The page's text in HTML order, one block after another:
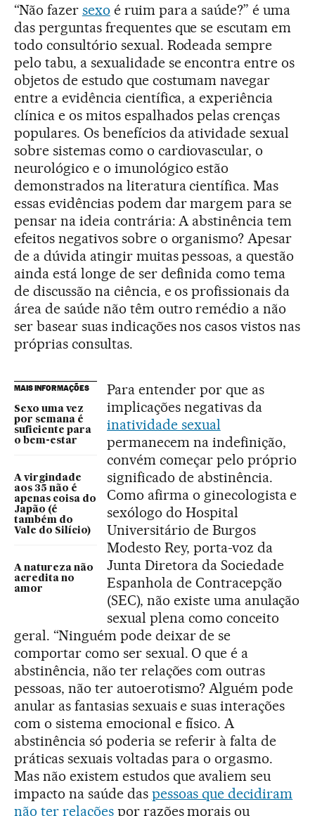
“Não fazer sexo é ruim para a saúde?” é uma
das perguntas frequentes que se escutam em
todo consultório sexual. Rodeada sempre
pelo tabu, a sexualidade se encontra entre os
objetos de estudo que costumam navegar
entre a evidência científica, a experiência
clínica e os mitos espalhados pelas crenças
populares. Os benefícios da atividade sexual
sobre sistemas como o cardiovascular, o
neurológico e o imunológico estão
demonstrados na literatura científica. Mas
essas evidências podem dar margem para se
pensar na ideia contrária: A abstinência tem
efeitos negativos sobre o organismo? Apesar
de a dúvida atingir muitas pessoas, a questão
ainda está longe de ser definida como tema
de discussão na ciência, e os profissionais da
área de saúde não têm outro remédio a não
ser basear suas indicações nos casos vistos nas
próprias consultas.
MAIS INFORMAÇÕES
Sexo uma vez
por semana é
suficiente para
o bem-estar
A virgindade
aos 35 não é
apenas coisa do
Japão (é
também do
Vale do Silício)
A natureza não
acredita no
amor
Para entender por que as
implicações negativas da
inatividade sexual
permanecem na indefinição,
convém começar pelo próprio
significado de abstinência.
Como afirma o ginecologista e
sexólogo do Hospital
Universitário de Burgos
Modesto Rey, porta-voz da
Junta Diretora da Sociedade
Espanhola de Contracepção
(SEC), não existe uma anulação
sexual plena como conceito
geral. “Ninguém pode deixar de se
comportar como ser sexual. O que é a
abstinência, não ter relações com outras
pessoas, não ter autoerotismo? Alguém pode
anular as fantasias sexuais e suas interações
com o sistema emocional e físico. A
abstinência só poderia se referir à falta de
práticas sexuais voltadas para o orgasmo.
Mas não existem estudos que avaliem seu
impacto na saúde das pessoas que decidiram
não ter relaçõespor razões morais ou